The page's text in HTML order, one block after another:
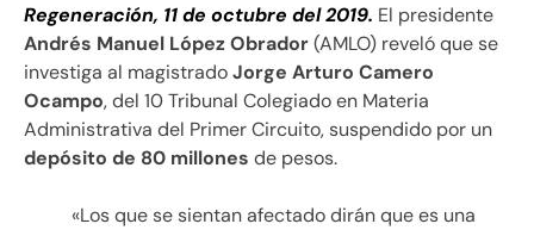
Regeneración, 11 de octubre del 2019. El presidente
Andrés Manuel López Obrador(AMLO) reveló que se
investiga al magistradoJorge Arturo Camero
Ocampo, del 10 Tribunal Colegiado en Materia
Administrativa del Primer Circuito, suspendido por un
depósito de 80 millones de pesos.
«Los que se sientan afectado dirán que es una